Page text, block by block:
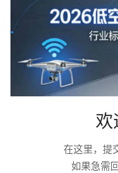
欢
在这里，提
如果急需